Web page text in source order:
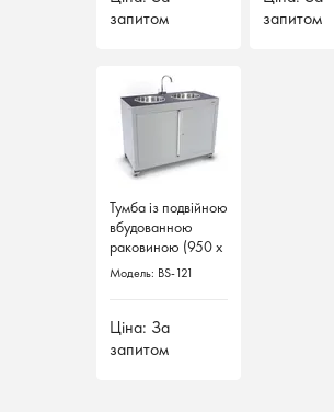
запитом
запитом
запитом
запитом
Тумба із подвійною
вбудованною
раковиною (950 х
1200 х 600)
Модель: BS-121
Ціна: За
запитом
Тумба із подвійною
вбудованною
раковиною (950 х
1200 х 600)
Модель: BS-121
Ціна: За
запитом